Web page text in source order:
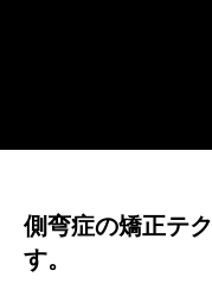
側弯症の矯正テ
す。